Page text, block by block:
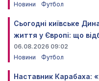
Новини
Футбол
Сьогодні київське
життя у Європі: що
06.08.2026 09:02
Новини
Футбол
Наставник Карабаха: